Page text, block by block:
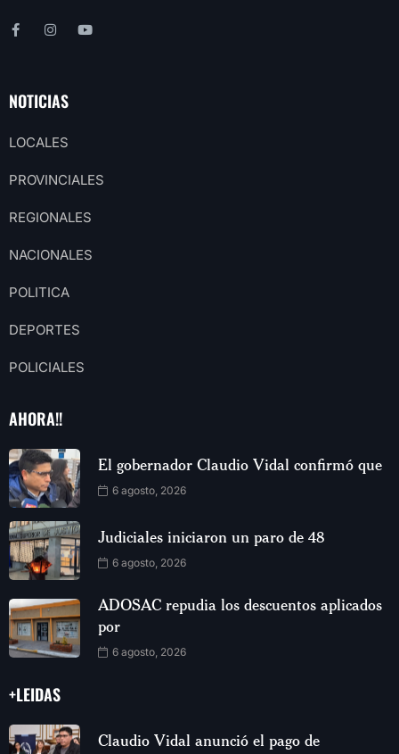
NOTICIAS
LOCALES
PROVINCIALES
REGIONALES
NACIONALES
POLITICA
DEPORTES
POLICIALES
AHORA!!
El gobernador Claudio Vidal confirmó que
6 agosto, 2026
Judiciales iniciaron un paro de 48
6 agosto, 2026
ADOSAC repudia los descuentos aplicados
por
6 agosto, 2026
+LEIDAS
Claudio Vidal anunció el pago de